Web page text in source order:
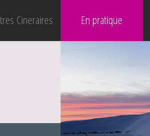
Cineraires En pratique